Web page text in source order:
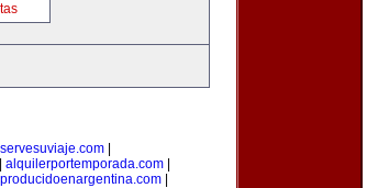
alquilerportemporada.com|
producidoenargentina.com|